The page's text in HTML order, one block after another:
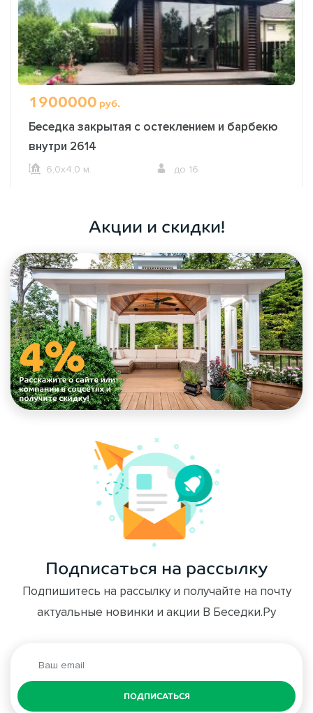
1900000 руб.
Беседка закрытая с остеклением и барбекю
внутри 2614
6,0х4,0 м. до 16
Акции и скидки!
Подписаться на рассылку
Подпишитесь на рассылку и получайте на почту
актуальные новинки и акции В Беседки.Ру
ПОДПИСАТЬСЯ